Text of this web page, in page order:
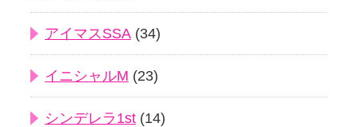
アイマスSSA (34)
イニシャルM (23)
シンデレラ1st (14)